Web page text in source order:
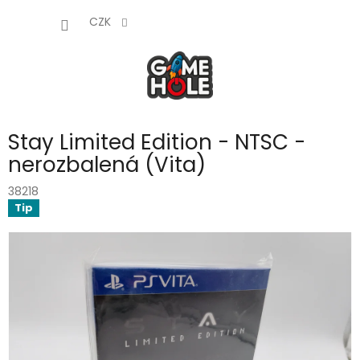
CZK
Stay Limited Edition - NTSC -
nerozbalená (Vita)
38218
Tip